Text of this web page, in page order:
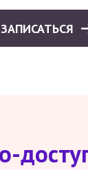
ЗАПИСАТЬСЯ